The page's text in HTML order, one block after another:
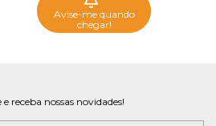
Avise-me quando
chegar!
e receba nossas novidades!